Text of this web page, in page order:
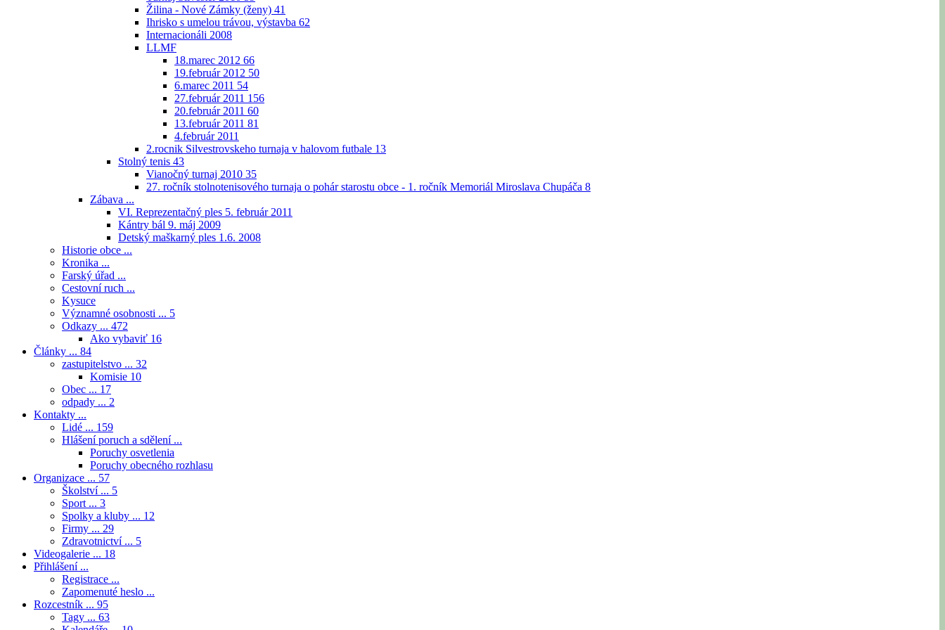
Žilina - Nové Zámky (ženy) 41
Ihrisko s umelou trávou, výstavba 62
Internacionáli 2008
LLMF
18.marec 2012 66
19.február 2012 50
6.marec 2011 54
27.február 2011 156
20.február 2011 60
13.február 2011 81
4.február 2011
2.rocnik Silvestrovskeho turnaja v halovom futbale 13
Stolný tenis 43
Vianočný turnaj 2010 35
27. ročník stolnotenisového turnaja o pohár starostu obce - 1. ročník Memoriál Miroslava Chupáča 8
Zábava ...
VI. Reprezentačný ples 5. február 2011
Kántry bál 9. máj 2009
Detský maškarný ples 1.6. 2008
Historie obce ...
Kronika ...
Farský úřad ...
Cestovní ruch ...
Kysuce
Významné osobnosti ... 5
Odkazy ... 472
Ako vybaviť 16
Články ... 84
zastupitelstvo ... 32
Komisie 10
Obec ... 17
odpady ... 2
Kontakty ...
Lidé ... 159
Hlášení poruch a sdělení ...
Poruchy osvetlenia
Poruchy obecného rozhlasu
Organizace ... 57
Školství ... 5
Sport ... 3
Spolky a kluby ... 12
Firmy ... 29
Zdravotnictví ... 5
Videogalerie ... 18
Přihlášení ...
Registrace ...
Zapomenuté heslo ...
Rozcestník ... 95
Tagy ... 63